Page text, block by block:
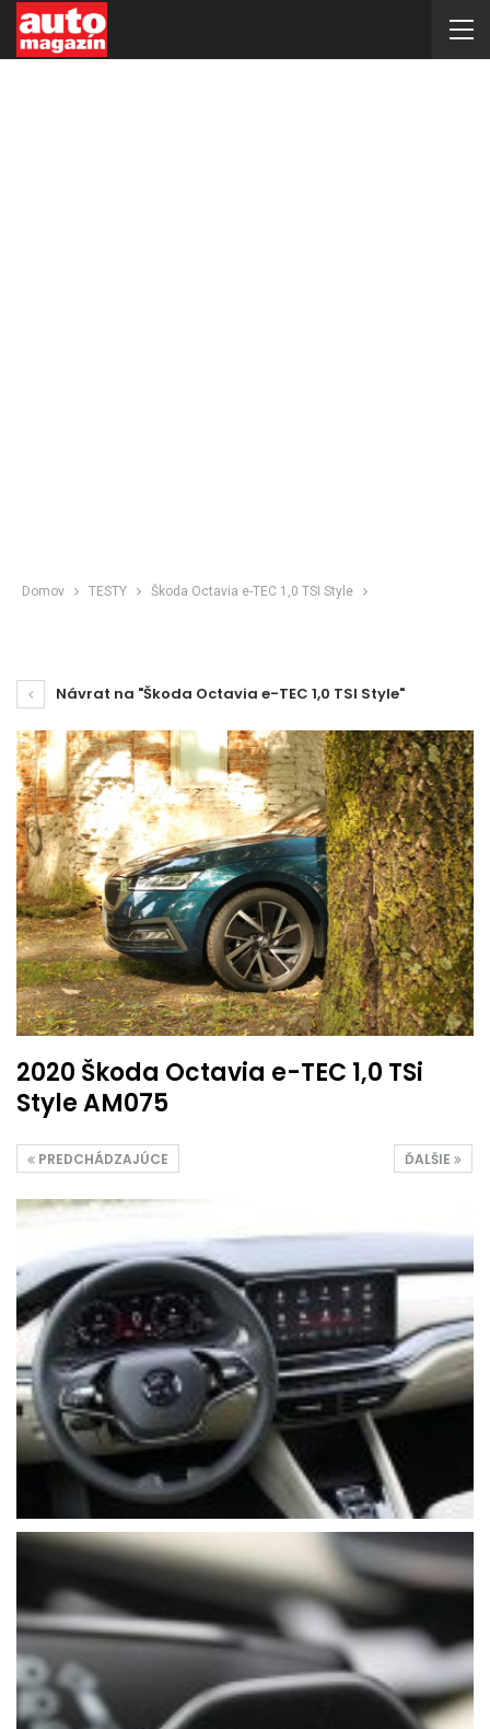
Domov TESTY Škoda Octavia e-TEC 1,0 TSI Style
Návrat na "Škoda Octavia e-TEC 1,0 TSI Style"
2020 Škoda Octavia e-TEC 1,0 TSi
Style AM075
ĎALŠIE
PREDCHÁDZAJÚCE